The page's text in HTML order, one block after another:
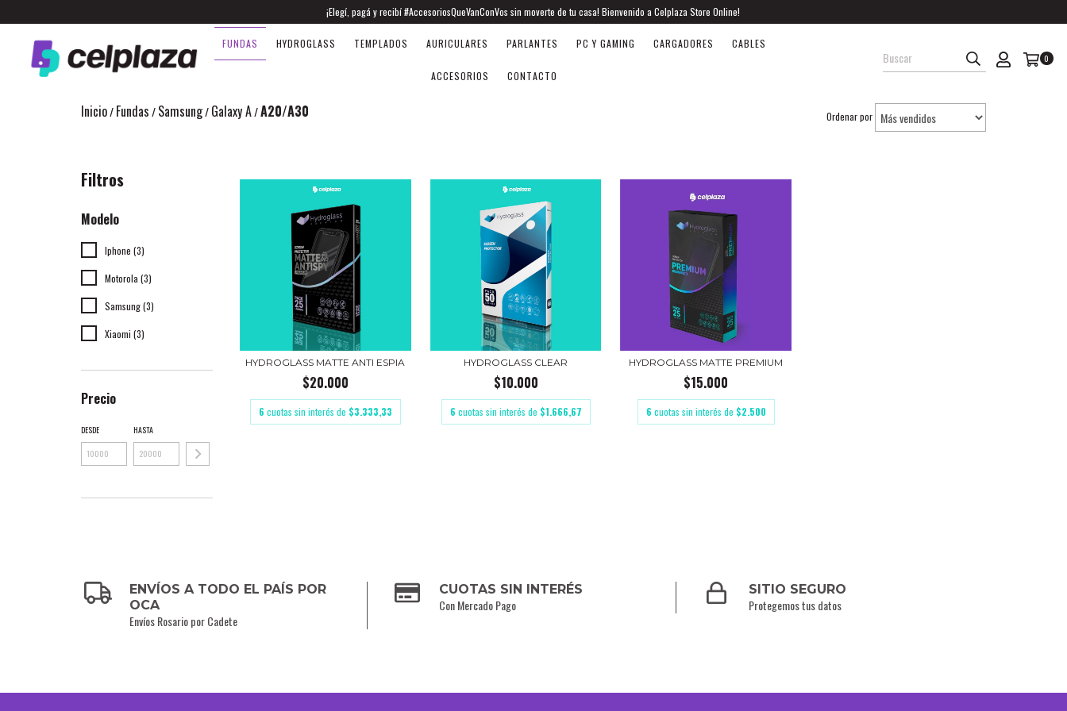
¡Elegí, pagá y recibí #AccesoriosQueVanConVos sin moverte de tu casa! Bienvenido a Celplaza Store Online!
FUNDAS HYDROGLASS TEMPLADOS AURICULARES PARLANTES PC Y GAMING CARGADORES CABLES
ACCESORIOS CONTACTO
0
Inicio/Fundas/Samsung/Galaxy A/A20/A30 Ordenar por
Filtros
Modelo
Iphone (3)
Motorola (3)
Samsung (3)
Xiaomi (3)
Precio
DESDE HASTA
HYDROGLASS MATTE ANTI ESPIA
$20.000
6 cuotas sin interés de $3.333,33
HYDROGLASS CLEAR
$10.000
6 cuotas sin interés de $1.666,67
HYDROGLASS MATTE PREMIUM
$15.000
6 cuotas sin interés de $2.500
ENVÍOS A TODO EL PAÍS POR
OCA
Envíos Rosario por Cadete
CUOTAS SIN INTERÉS
Con Mercado Pago
SITIO SEGURO
Protegemos tus datos